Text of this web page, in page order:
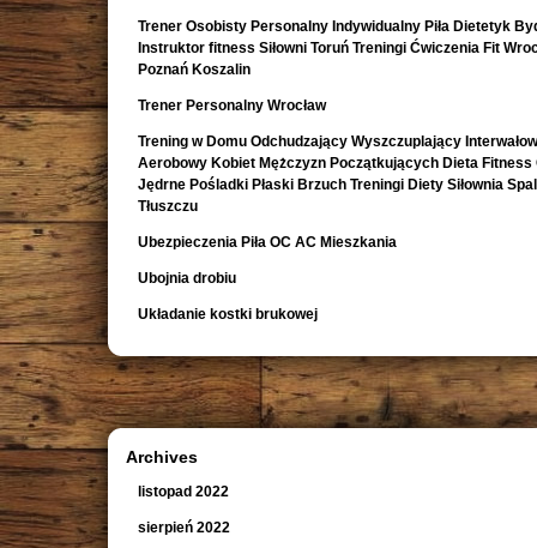
Trener Osobisty Personalny Indywidualny Piła Dietetyk
Instruktor fitness Siłowni Toruń Treningi Ćwiczenia Fit
Poznań Koszalin
Trener Personalny Wrocław
Trening w Domu Odchudzający Wyszczuplający
Aerobowy Kobiet Mężczyzn Początkujących Dieta Fitness
Jędrne Pośladki Płaski Brzuch Treningi Diety Siłownia
Tłuszczu
Ubezpieczenia Piła OC AC Mieszkania
Ubojnia drobiu
Układanie kostki brukowej
Archives
listopad 2022
sierpień 2022